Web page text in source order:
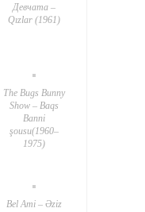
Девчата –
Qızlar (1961)
The Bugs Bunny
Show – Baqs
Banni
şousu(1960–
1975)
Bel Ami – Əziz